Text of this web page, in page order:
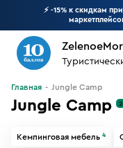
⚡ -15% к скидкам
Что будем искать?
Главная Jungle Camp
Jungle Camp
Кемпинговая мебель 4